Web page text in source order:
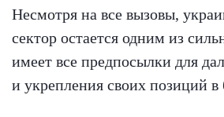
Несмотря на все вызовы,
сектор остается одним из
имеет все предпосылки для
и укрепления своих позиций